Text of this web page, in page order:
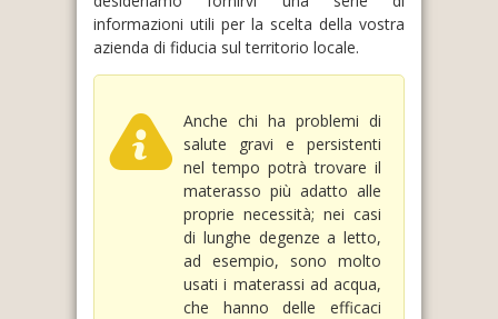
informazioni utili per la scelta della vostra
azienda di fiducia sul territorio locale.
Anche chi ha problemi di
salute gravi e persistenti
nel tempo potrà trovare il
materasso più adatto alle
proprie necessità; nei casi
di lunghe degenze a letto,
ad esempio, sono molto
usati i materassi ad acqua,
che hanno delle efficaci